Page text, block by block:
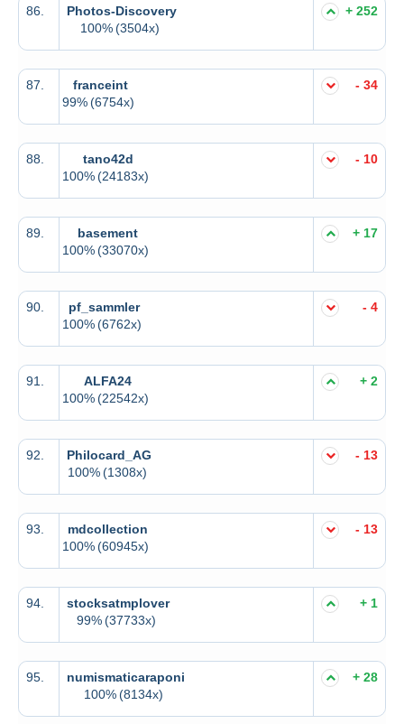
86.
Photos-Discovery
100% (3504x)
+ 252
87.
franceint
99%(6754x)
- 34
88.
tano42d
100%(24183x)
- 10
89.
basement
100%(33070x)
+ 17
90.
pf_sammler
100%(6762x)
- 4
91.
ALFA24
100%(22542x)
+ 2
92.
Philocard_AG
100% (1308x)
- 13
93.
mdcollection
100%(60945x)
- 13
94.
stocksatmplover
99% (37733x)
+ 1
95.
numismaticaraponi
100%(8134x)
+ 28